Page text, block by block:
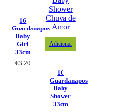
16
Guardanapos
Baby
Girl
33cm
€3.20
Adicionar
16
Guardanapos
Baby
Shower
33cm